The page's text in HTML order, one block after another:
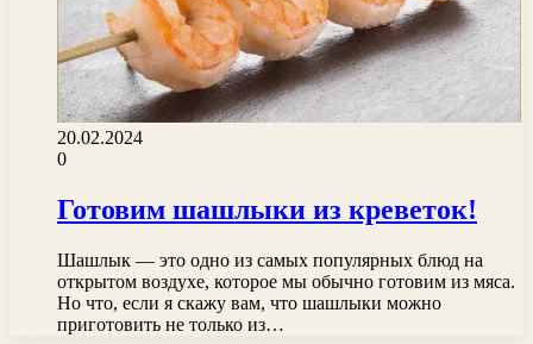
20.02.2024
0
Готовим шашлыки из креветок!
Шашлык — это одно из самых популярных блюд на
открытом воздухе, которое мы обычно готовим из мяса.
Но что, если я скажу вам, что шашлыки можно
приготовить не только из…